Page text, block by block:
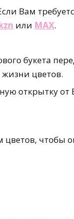
Вам
или MAX.
букета
цветов.
открытку от
чтобы